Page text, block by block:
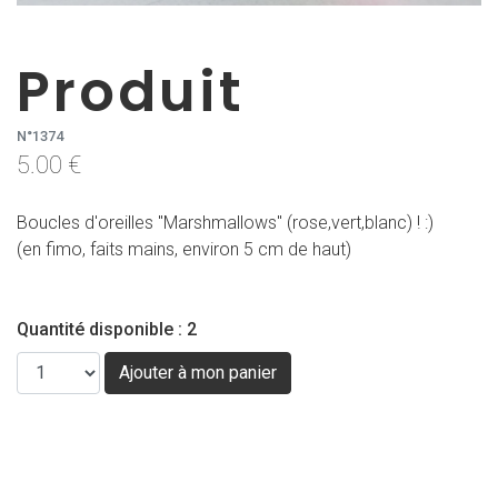
Produit
N°1374
5.00 €
Boucles d'oreilles "Marshmallows" (rose,vert,blanc) ! :)
(en fimo, faits mains, environ 5 cm de haut)
Quantité disponible : 2